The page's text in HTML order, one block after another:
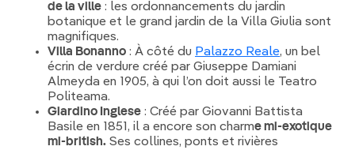
de la ville : les ordonnancements du jardin
botanique et le grand jardin de la Villa Giulia sont
magnifiques.
Villa Bonanno : À côté du Palazzo Reale, un bel
écrin de verdure créé par Giuseppe Damiani
Almeyda en 1905, à qui l’on doit aussi le Teatro
Politeama.
Giardino Inglese : Créé par Giovanni Battista
Basile en 1851, il a encore son charme mi-exotique
mi-british. Ses collines, ponts et rivières